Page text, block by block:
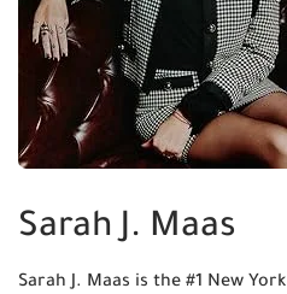
Sarah J. Maas
Sarah J. Maas is the #1 New